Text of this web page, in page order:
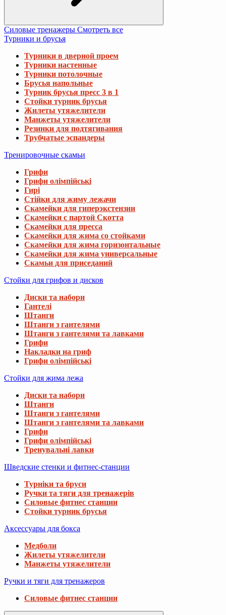
Силовые тренажеры Смотреть все
Турники и брусья
Турники в дверной проем
Турники настенные
Турники потолочные
Брусья напольные
Турник брусья пресс 3 в 1
Стойки турник брусья
Жилеты утяжелители
Манжеты утяжелители
Резинки для подтягивания
Трубчатые эспандеры
Тренировочные скамьи
Грифи
Грифи олімпійські
Гирі
Стійки для жиму лежачи
Скамейки для гиперэкстензии
Скамейки с партой Скотта
Скамейки для пресса
Скамейки для жима со стойками
Скамейки для жима горизонтальные
Скамейки для жима универсальные
Скамьи для приседаний
Стойки для грифов и дисков
Диски та набори
Гантелі
Штанги
Штанги з гантелями
Штанги з гантелями та лавками
Грифи
Накладки на гриф
Грифи олімпійські
Стойки для жима лежа
Диски та набори
Штанги
Штанги з гантелями
Штанги з гантелями та лавками
Грифи
Грифи олімпійські
Тренувальні лавки
Шведские стенки и фитнес-станции
Турніки та бруси
Ручки та тяги для тренажерів
Силовые фитнес станции
Стойки турник брусья
Аксессуары для бокса
Медболи
Жилеты утяжелители
Манжеты утяжелители
Ручки и тяги для тренажеров
Силовые фитнес станции